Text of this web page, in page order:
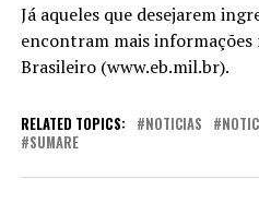
Já aqueles que desejarem
encontram mais
Brasileiro (www.eb.mil.br).
RELATED TOPICS: NOTICIAS
SUMARE